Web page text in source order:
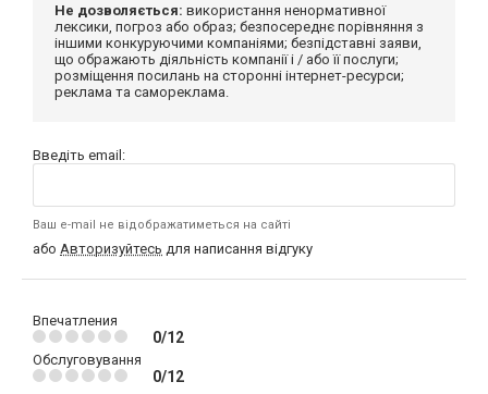
Не дозволяється: використання ненормативної
лексики, погроз або образ; безпосереднє порівняння з
іншими конкуруючими компаніями; безпідставні заяви,
що ображають діяльність компанії і / або її послуги;
розміщення посилань на сторонні інтернет-ресурси;
реклама та самореклама.
Введіть email:
Ваш e-mail не відображатиметься на сайті
або Авторизуйтесь для написання відгуку
Впечатления
0/12
Обслуговування
0/12